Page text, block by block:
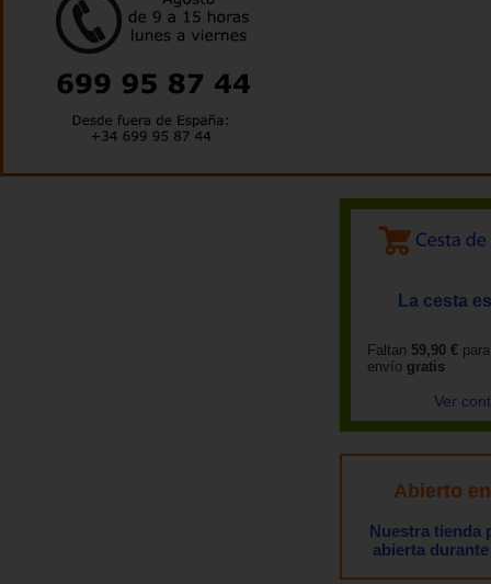
La cesta
Faltan 59,90 €
envío gratis
Ver
Abierto
Nuestra tienda
abierta